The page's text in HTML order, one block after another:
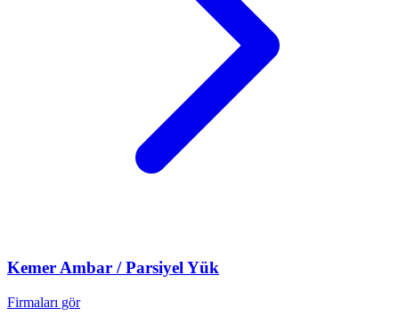
Kemer Ambar / Parsiyel Yük
Firmaları gör